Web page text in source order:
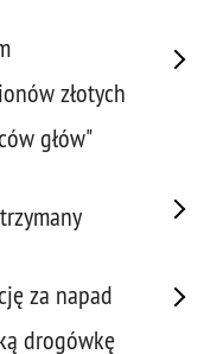
złotych
głów"
za napad
drogówkę